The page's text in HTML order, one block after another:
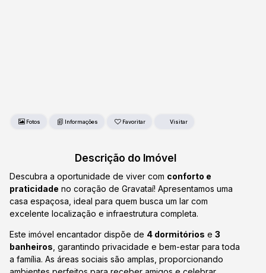
Fotos Favoritar
Descrição do Imóvel
Descubra a oportunidade de viver com conforto e
praticidade no coração de Gravataí! Apresentamos uma
casa espaçosa, ideal para quem busca um lar com
excelente localização e infraestrutura completa.
Este imóvel encantador dispõe de 4 dormitórios e 3
banheiros , garantindo privacidade e bem-estar para toda
a família. As áreas sociais são amplas, proporcionando